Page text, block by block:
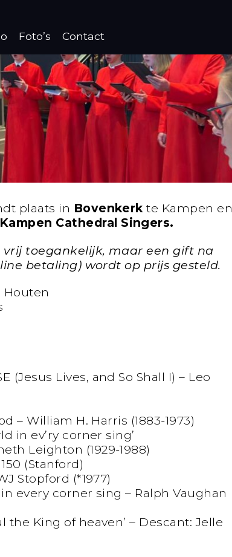
Foto’s Contact
plaats in Bovenkerkte Kampen en
Kampen Cathedral Singers.
vrij toegankelijk, maar een gift na
betaling) wordt op prijs gesteld.
Houten
(Jesus Lives, and So Shall I) – Leo
– William H. Harris (1883-1973)
in ev’ry corner sing’
Leighton (1929-1988)
(Stanford)
Stopford (*1977)
every corner sing – Ralph Vaughan
the King of heaven’ – Descant: Jelle